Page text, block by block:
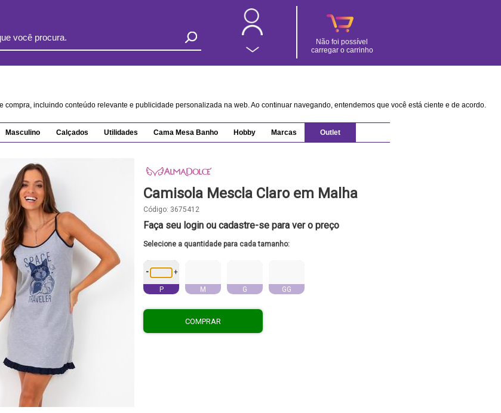
Não foi possível
carregar o carrinho
incluindo conteúdo relevante e publicidade personalizada na web. Ao continuar navegando, entendemos que você está ciente e de acordo.
Masculino Calçados Utilidades Cama Mesa Banho Hobby Marcas Outlet
Camisola Mescla Claro em Malha
Código: 3675412
Faça seu login ou cadastre-se para ver o preço
Selecione a quantidade para cada tamanho:
- +
P M G GG
COMPRAR